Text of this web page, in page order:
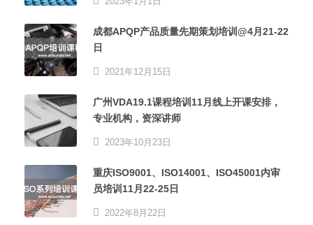
成都APQP产品质量先期策划培训@4月21-22
日
2021年12月15日
广州VDA19.1课程培训11月线上开课安排，
专业机构，资深讲师
2023年10月23日
重庆ISO9001、ISO14001、ISO45001内审
员培训11月22-25日
2022年8月22日